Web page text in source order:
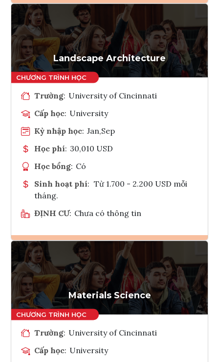
Ghi danh
Tham vấn Interlink
Landscape Architecture
Trường: University of Cincinnati
Cấp học: University
Kỳ nhập học: Jan,Sep
Học phí: 30,010 USD
Học bổng: Có
Sinh hoạt phí: Từ 1.700 - 2.200 USD mỗi
tháng.
ĐỊNH CƯ: Chưa có thông tin
Ghi danh
Tham vấn Interlink
Materials Science
Trường: University of Cincinnati
Cấp học: University